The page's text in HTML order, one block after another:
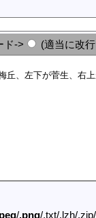
-> (適当に改
/.png/.txt/.lzh/